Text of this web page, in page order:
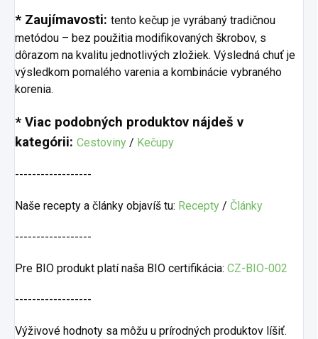
* Zaujímavosti: tento kečup je vyrábaný tradičnou
metódou – bez použitia modifikovaných škrobov, s
dôrazom na kvalitu jednotlivých zložiek. Výsledná chuť je
výsledkom pomalého varenia a kombinácie vybraného
korenia.
* Viac podobných produktov nájdeš v
kategórii: Cestoviny / Kečupy
------------------
Naše recepty a články objavíš tu: Recepty / Články
------------------
Pre BIO produkt platí naša BIO certifikácia: CZ-BIO-002
------------------
Výživové hodnoty sa môžu u prírodných produktov líšiť.